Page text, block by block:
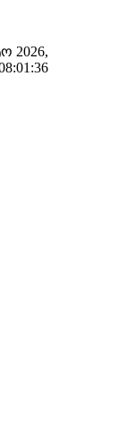
2026,